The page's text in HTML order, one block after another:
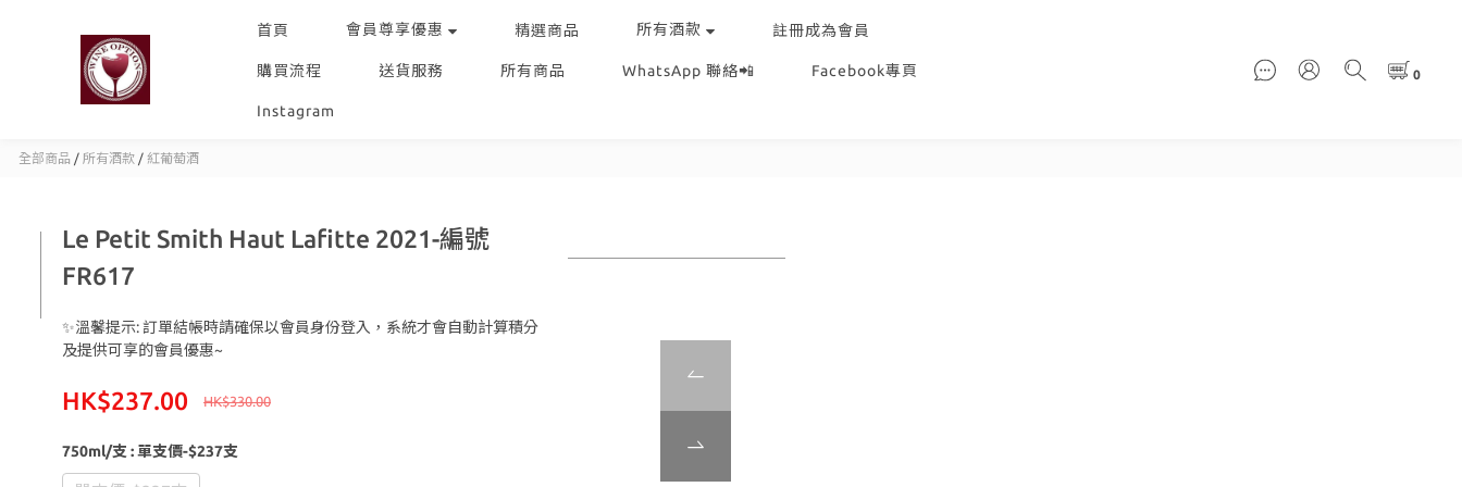
首頁 會員尊享優惠 精選商品 所有酒款 註冊成為會員
購買流程 送貨服務 所有商品 WhatsApp 聯絡📲 Facebook專頁
Instagram
全部商品 / 所有酒款 / 紅葡萄酒
Le Petit Smith Haut Lafitte 2021-編號
FR617
✨溫馨提示: 訂單結帳時請確保以會員身份登入，系統才會自動計算積分
及提供可享的會員優惠~
HK$330.00
HK$237.00
750ml/支 : 單支價-$237支